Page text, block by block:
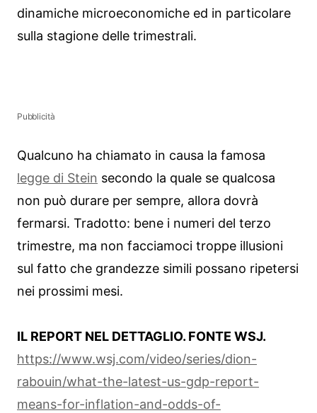
dinamiche microeconomiche ed in particolare
sulla stagione delle trimestrali.
Pubblicità
Qualcuno ha chiamato in causa la famosa
legge di Stein secondo la quale se qualcosa
non può durare per sempre, allora dovrà
fermarsi. Tradotto: bene i numeri del terzo
trimestre, ma non facciamoci troppe illusioni
sul fatto che grandezze simili possano ripetersi
nei prossimi mesi.
IL REPORT NEL DETTAGLIO. FONTE WSJ.
https://www.wsj.com/video/series/dion-
rabouin/what-the-latest-us-gdp-report-
means-for-inflation-and-odds-of-